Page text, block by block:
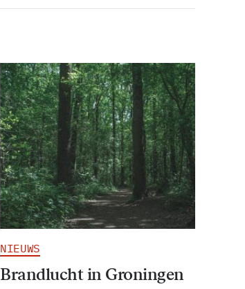
NIEUWS
Brandlucht in Groningen